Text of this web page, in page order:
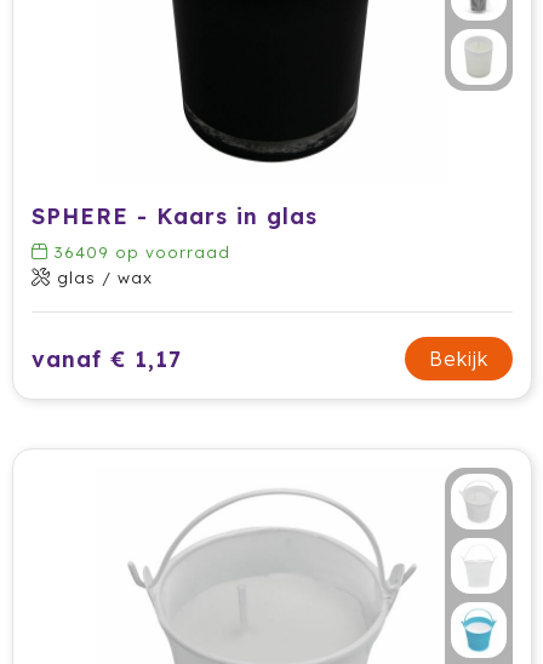
SPHERE - Kaars in glas
36409 op voorraad
glas / wax
vanaf € 1,17 Bekijk